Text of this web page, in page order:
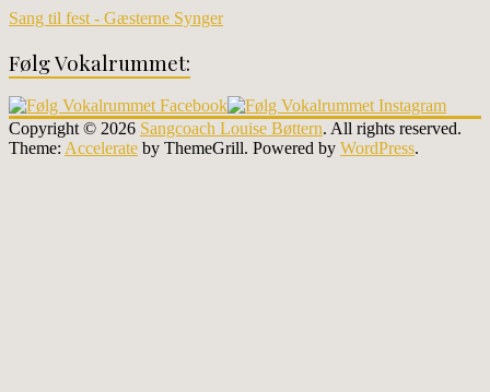
Sang til fest - Gæsterne Synger
Følg Vokalrummet:
Copyright © 2026 Sangcoach Louise Bøttern. All rights reserved.
Theme: Accelerate by ThemeGrill. Powered by WordPress.